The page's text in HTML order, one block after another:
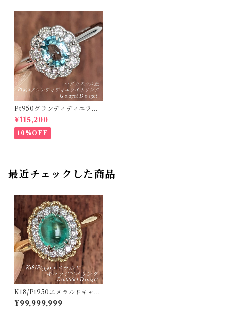
Pt950グランディディエライ
トリング マダガスカル産 グラ
ンディディエライト 0.27ct ダ
イヤモンド 0.13ct【PRO2071
18】
¥115,200
10%OFF
最近チェックした商品
K18/Pt950エメラルドキャッ
ツアイリング エメラルドキャ
ッツアイ 0.666ct ダイヤモン
¥99,999,999